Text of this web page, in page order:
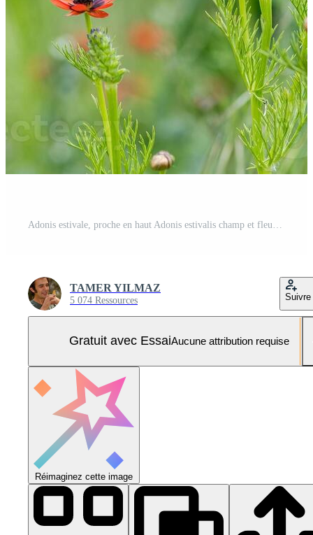
TAMER YILMAZ
5 074 Ressources Suivre
Gratuit avec EssaiAucune attribution requise
Réimaginez cette image